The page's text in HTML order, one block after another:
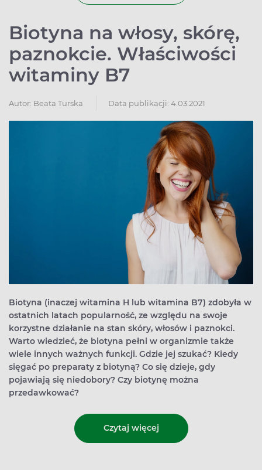
Biotyna na włosy, skórę,
paznokcie. Właściwości
witaminy B7
Autor: Beata Turska Data publikacji: 4.03.2021
Biotyna (inaczej witamina H lub witamina B7) zdobyła w
ostatnich latach popularność, ze względu na swoje
korzystne działanie na stan skóry, włosów i paznokci.
Warto wiedzieć, że biotyna pełni w organizmie także
wiele innych ważnych funkcji. Gdzie jej szukać? Kiedy
sięgać po preparaty z biotyną? Co się dzieje, gdy
pojawiają się niedobory? Czy biotynę można
przedawkować?
Czytaj więcej